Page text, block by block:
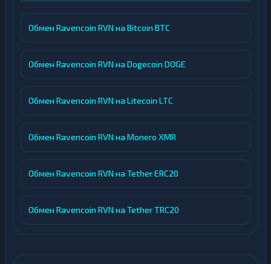
Обмен Ravencoin RVN на Bitcoin BTC
Обмен Ravencoin RVN на Dogecoin DOGE
Обмен Ravencoin RVN на Litecoin LTC
Обмен Ravencoin RVN на Monero XMR
Обмен Ravencoin RVN на Tether ERC20
Обмен Ravencoin RVN на Tether TRC20